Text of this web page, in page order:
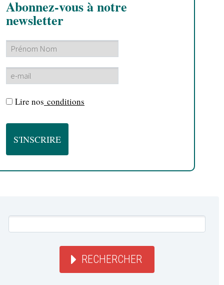
Abonnez-vous à notre
newsletter
Lire nos conditions
RECHERCHER